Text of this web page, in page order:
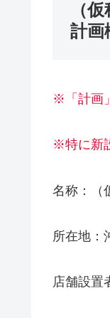
（
計画
※「計画
※特に新
名称：（
所在地：
店舗設置